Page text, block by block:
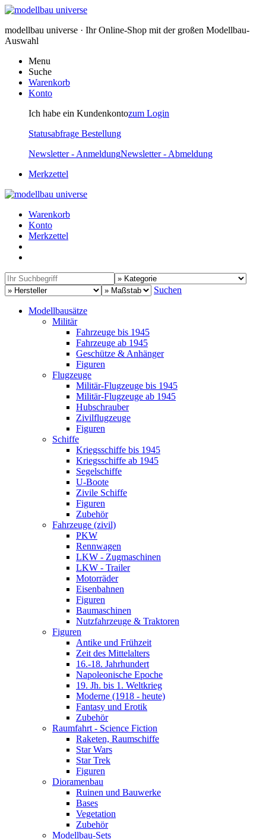
modellbau universe · Ihr Online-Shop mit der großen Modellbau-
Auswahl
Menu
Suche
Warenkorb
Konto
Ich habe ein Kundenkontozum Login
Statusabfrage Bestellung
Newsletter - AnmeldungNewsletter - Abmeldung
Merkzettel
Warenkorb
Konto
Merkzettel
Suchen
Modellbausätze
Militär
Fahrzeuge bis 1945
Fahrzeuge ab 1945
Geschütze & Anhänger
Figuren
Flugzeuge
Militär-Flugzeuge bis 1945
Militär-Flugzeuge ab 1945
Hubschrauber
Zivilflugzeuge
Figuren
Schiffe
Kriegsschiffe bis 1945
Kriegsschiffe ab 1945
Segelschiffe
U-Boote
Zivile Schiffe
Figuren
Zubehör
Fahrzeuge (zivil)
PKW
Rennwagen
LKW - Zugmaschinen
LKW - Trailer
Motorräder
Eisenbahnen
Figuren
Baumaschinen
Nutzfahrzeuge & Traktoren
Figuren
Antike und Frühzeit
Zeit des Mittelalters
16.-18. Jahrhundert
Napoleonische Epoche
19. Jh. bis 1. Weltkrieg
Moderne (1918 - heute)
Fantasy und Erotik
Zubehör
Raumfahrt - Science Fiction
Raketen, Raumschiffe
Star Wars
Star Trek
Figuren
Dioramenbau
Ruinen und Bauwerke
Bases
Vegetation
Zubehör
Modellbau-Sets